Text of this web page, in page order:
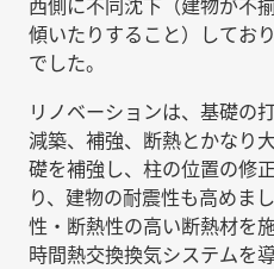
傾いたりすること）してお
でした。
リノベーションは、基礎の
減築、補強、断熱とかなり
礎を補強し、柱の位置の修
り、建物の耐震性も高めま
性・断熱性の高い断熱材を
時間熱交換換気システムを